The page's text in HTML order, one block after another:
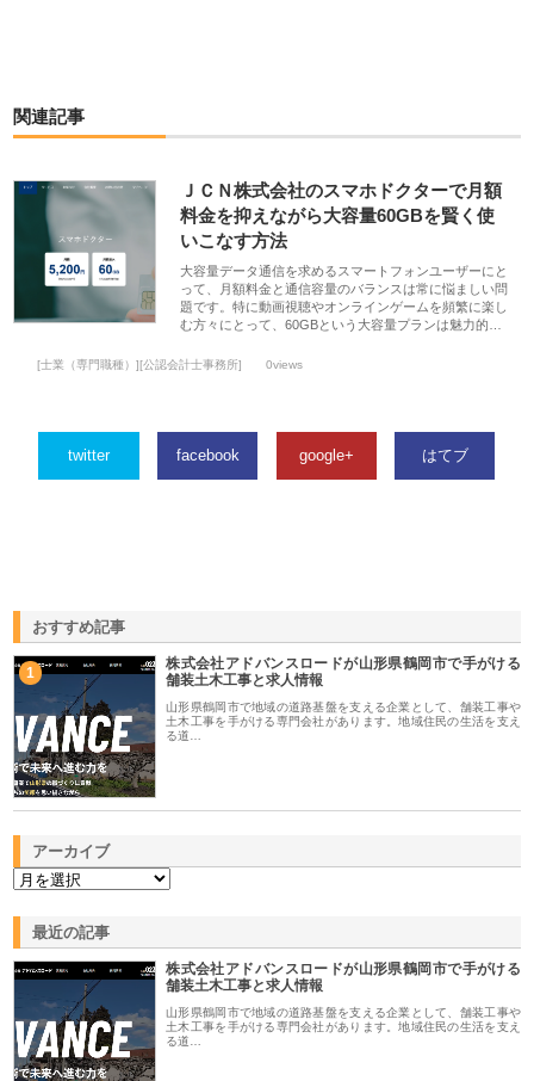
関連記事
ＪＣＮ株式会社のスマホドクターで月額
料金を抑えながら大容量60GBを賢く使
いこなす方法
大容量データ通信を求めるスマートフォンユーザーにと
って、月額料金と通信容量のバランスは常に悩ましい問
題です。特に動画視聴やオンラインゲームを頻繁に楽し
む方々にとって、60GBという大容量プランは魅力的…
[士業（専門職種）][公認会計士事務所] 0views
twitter facebook google+ はてブ
おすすめ記事
1
株式会社アドバンスロードが山形県鶴岡市で手がける
舗装土木工事と求人情報
山形県鶴岡市で地域の道路基盤を支える企業として、舗装工事や
土木工事を手がける専門会社があります。地域住民の生活を支え
る道…
アーカイブ
最近の記事
株式会社アドバンスロードが山形県鶴岡市で手がける
舗装土木工事と求人情報
山形県鶴岡市で地域の道路基盤を支える企業として、舗装工事や
土木工事を手がける専門会社があります。地域住民の生活を支え
る道…